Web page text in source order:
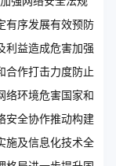
有序发展有效预防
利益造成危害加强
合作打击力度防止
络环境危害国家和
安全协作推动构建
施及信息化技术全